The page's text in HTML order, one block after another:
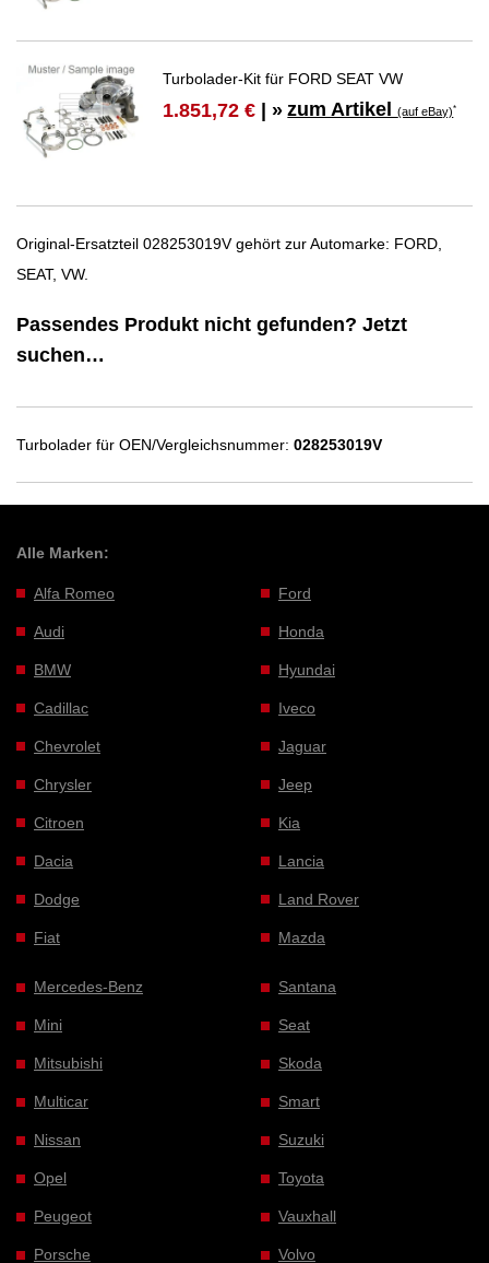
Turbolader-Kit für FORD SEAT VW
1.851,72 € | » zum Artikel(auf eBay)*
Original-Ersatzteil 028253019V gehört zur Automarke: FORD,
SEAT, VW.
Passendes Produkt nicht gefunden? Jetzt
suchen…
Turbolader für OEN/Vergleichsnummer: 028253019V
Alle Marken:
Alfa Romeo
Audi
BMW
Cadillac
Chevrolet
Chrysler
Citroen
Dacia
Dodge
Fiat
Ford
Honda
Hyundai
Iveco
Jaguar
Jeep
Kia
Lancia
Land Rover
Mazda
Mercedes-Benz
Mini
Mitsubishi
Multicar
Nissan
Opel
Peugeot
Porsche
Santana
Seat
Skoda
Smart
Suzuki
Toyota
Vauxhall
Volvo